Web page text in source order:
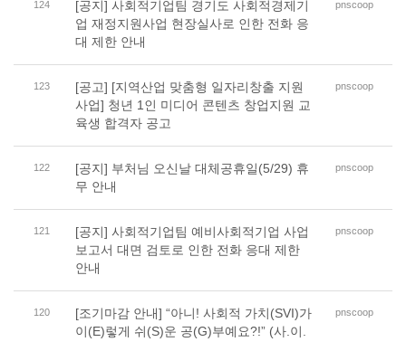
124
[공지] 사회적기업팀 경기도 사회적경제기
업 재정지원사업 현장실사로 인한 전화 응
대 제한 안내
pnscoop
123
[공고] [지역산업 맞춤형 일자리창출 지원
사업] 청년 1인 미디어 콘텐츠 창업지원 교
육생 합격자 공고
pnscoop
122
[공지] 부처님 오신날 대체공휴일(5/29) 휴
무 안내
pnscoop
121
[공지] 사회적기업팀 예비사회적기업 사업
보고서 대면 검토로 인한 전화 응대 제한
안내
pnscoop
120
[조기마감 안내] “아니! 사회적 가치(SVI)가
이(E)렇게 쉬(S)운 공(G)부예요?!” (사.이.
pnscoop